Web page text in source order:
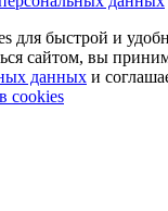
для быстрой и
сайтом, вы
данных и
cookies